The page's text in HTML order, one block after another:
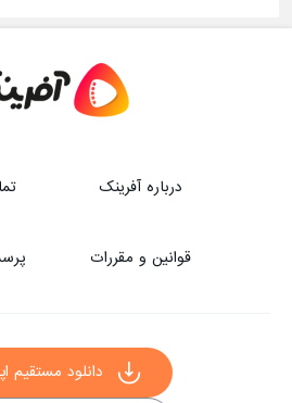
درباره آفرینک
قوانین و مقررات
دانلود مستقیم